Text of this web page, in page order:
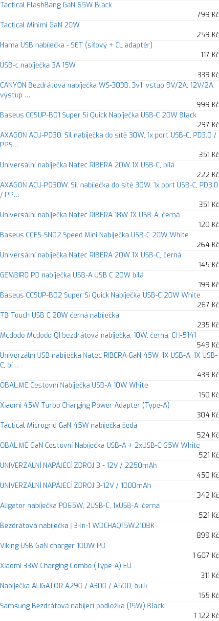
Tactical FlashBang GaN 65W Black
799 Kč
Tactical Minimi GaN 20W
259 Kč
Hama USB nabíječka - SET (síťový + CL adaptér)
117 Kč
USB-c nabíječka 3A 15W
339 Kč
CANYON Bezdrátová nabíječka WS-303B, 3v1, vstup 9V/2A, 12V/2A,
výstup …
999 Kč
Baseus CCSUP-B01 Super Si Quick Nabíječka USB-C 20W Black
297 Kč
AXAGON ACU-PD30, Sil nabíječka do sítě 30W, 1x port USB-C, PD3.0 /
PPS…
351 Kč
Universální nabíječka Natec RIBERA 20W 1X USB-C, bílá
222 Kč
AXAGON ACU-PD30W, Sil nabíječka do sítě 30W, 1x port USB-C, PD3.0
/ PP…
351 Kč
Universální nabíječka Natec RIBERA 18W 1X USB-A, černá
120 Kč
Baseus CCFS-SN02 Speed Mini Nabíječka USB-C 20W White
264 Kč
Universální nabíječka Natec RIBERA 20W 1X USB-C, černá
145 Kč
GEMBIRD PD nabíječka USB-A USB C 20W bilá
199 Kč
Baseus CCSUP-B02 Super Si Quick Nabíječka USB-C 20W White
267 Kč
TB Touch USB C 20W černá nabíječka
235 Kč
Mcdodo Mcdodo QI bezdrátová nabíječka, 10W, černá, CH-5141
549 Kč
Univerzální USB nabíječka Natec RIBERA GaN 45W, 1X USB-A, 1X USB-
C, bí…
439 Kč
OBAL:ME Cestovní Nabíječka USB-A 10W White
150 Kč
Xiaomi 45W Turbo Charging Power Adapter (Type-A)
304 Kč
Tactical Microgrid GaN 45W nabíječka šedá
524 Kč
OBAL:ME GaN Cestovní Nabíječka USB-A + 2xUSB-C 65W White
521 Kč
UNIVERZÁLNÍ NAPÁJECÍ ZDROJ 3 - 12V / 2250mAh
450 Kč
UNIVERZÁLNÍ NAPÁJECÍ ZDROJ 3-12V / 1000mAh
342 Kč
Aligator nabíječka PD65W, 2USB-C, 1xUSB-A, černá
521 Kč
Bezdrátová nabíječka | 3-in-1 WDCHAQ15W210BK
899 Kč
Viking USB GaN charger 100W PD
1 607 Kč
Xiaomi 33W Charging Combo (Type-A) EU
311 Kč
Nabíječka ALIGATOR A290 / A300 / A500, bulk
155 Kč
Samsung Bezdrátová nabíjecí podložka (15W) Black
1 122 Kč